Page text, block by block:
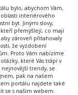
bylo, abychom Vám,
interiérového
byt. Jinými slovy,
přemýšlejí, co mají
zároveň přitahovaly
že vyzdobení
Proto Vám nabízíme
které Vás trápí v
trendy, se
pak na našem
portálu najdete také
se s našim webem.